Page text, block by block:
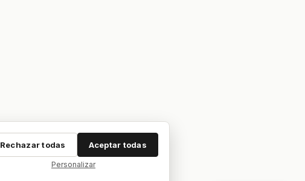
Rechazar todas Aceptar todas
Personalizar